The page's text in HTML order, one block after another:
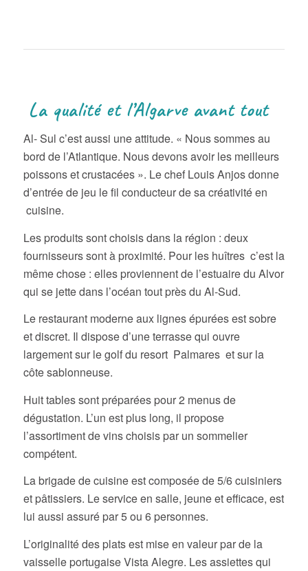
La qualité et l’Algarve avant tout
Al- Sul c’est aussi une attitude. « Nous sommes au
bord de l’Atlantique. Nous devons avoir les meilleurs
poissons et crustacées ». Le chef Louis Anjos donne
d’entrée de jeu le fil conducteur de sa créativité en
cuisine.
Les produits sont choisis dans la région : deux
fournisseurs sont à proximité. Pour les huîtres c’est la
même chose : elles proviennent de l’estuaire du Alvor
qui se jette dans l’océan tout près du Al-Sud.
Le restaurant moderne aux lignes épurées est sobre
et discret. Il dispose d’une terrasse qui ouvre
largement sur le golf du resort Palmares et sur la
côte sablonneuse.
Huit tables sont préparées pour 2 menus de
dégustation. L’un est plus long, il propose
l’assortiment de vins choisis par un sommelier
compétent.
La brigade de cuisine est composée de 5/6 cuisiniers
et pâtissiers. Le service en salle, jeune et efficace, est
lui aussi assuré par 5 ou 6 personnes.
L’originalité des plats est mise en valeur par de la
vaisselle portugaise Vista Alegre. Les assiettes qui